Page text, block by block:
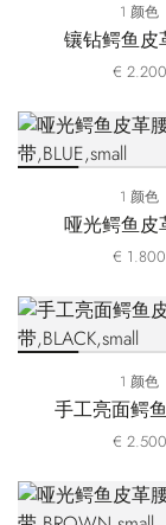
1 颜色
镶钻鳄鱼皮
€ 2.200
1 颜色
哑光鳄鱼皮
€ 1.800
1 颜色
手工亮面鳄
€ 2.500